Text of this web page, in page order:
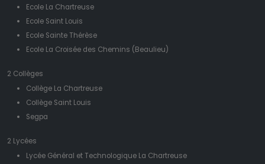
Ecole La Chartreuse
Ecole Saint Louis
Ecole Sainte Thérèse
Ecole La Croisée des Chemins (Beaulieu)
2 Collèges
Collège La Chartreuse
Collège Saint Louis
Segpa
2 Lycées
Lycée Général et Technologique La Chartreuse